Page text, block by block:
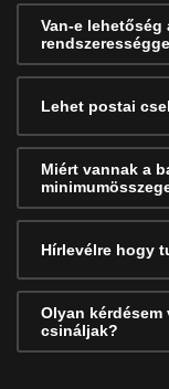
Van-e
Lehet postai
Miért vannak a
Hírlevélre hogy
Olyan
csináljak?